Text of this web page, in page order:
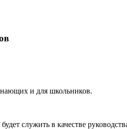
и для школьников.
служить в качестве